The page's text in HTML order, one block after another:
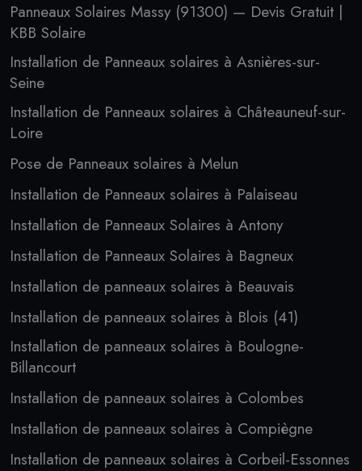
Panneaux Solaires Massy (91300) — Devis Gratuit |
KBB Solaire
Installation de Panneaux solaires à Asnières-sur-
Seine
Installation de Panneaux solaires à Châteauneuf-sur-
Loire
Pose de Panneaux solaires à Melun
Installation de Panneaux solaires à Palaiseau
Installation de Panneaux Solaires à Antony
Installation de Panneaux Solaires à Bagneux
Installation de panneaux solaires à Beauvais
Installation de panneaux solaires à Blois (41)
Installation de panneaux solaires à Boulogne-
Billancourt
Installation de panneaux solaires à Colombes
Installation de panneaux solaires à Compiègne
Installation de panneaux solaires à Corbeil-Essonnes